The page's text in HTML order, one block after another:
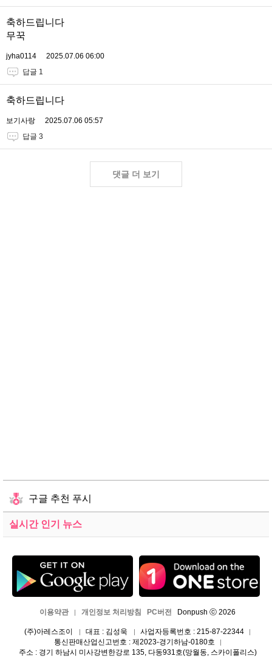
축하드립니다
무꾹
jyha0114
2025.07.06 06:00
답글 1
축하드립니다
보기사랑
2025.07.06 05:57
답글 3
댓글 더 보기
구글 추천 푸시
실시간 인기 뉴스
이용약관 | 개인정보 처리방침 PC버전 Donpush ⓒ 2026
(주)아레스조이 | 대표 : 김성욱 | 사업자등록번호 : 215-87-22344 |
통신판매산업신고번호 : 제2023-경기하남-0180호 |
주소 : 경기 하남시 미사강변한강로 135, 다동931호(망월동, 스카이폴리스)